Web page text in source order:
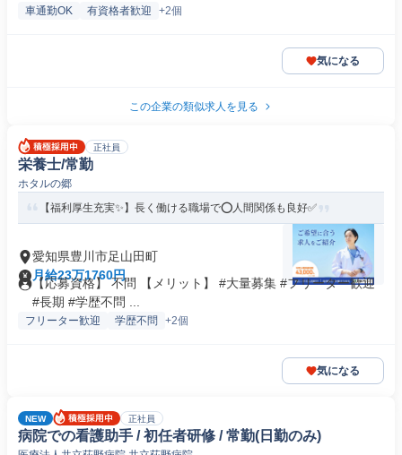
車通勤OK 有資格者歓迎 +2個
気になる
この企業の類似求人を見る
正社員
栄養士/常勤
ホタルの郷
【福利厚生充実✨】長く働ける職場で⭕️人間関係も良好✅️
愛知県豊川市足山田町
月給23万1760円
【応募資格】 不問 【メリット】 #大量募集 #フリーター歓迎
#長期 #学歴不問 ...
フリーター歓迎 学歴不問 +2個
気になる
NEW 正社員
病院での看護助手 / 初任者研修 / 常勤(日勤のみ)